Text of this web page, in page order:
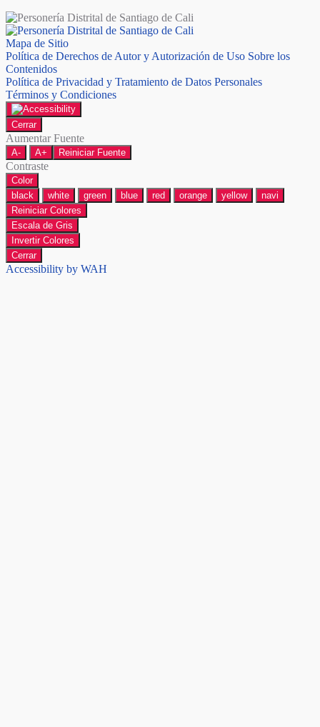
Mapa de Sitio
Política de Derechos de Autor y Autorización de Uso Sobre los
Contenidos
Política de Privacidad y Tratamiento de Datos Personales
Términos y Condiciones
Cerrar
Aumentar Fuente
A- A+ Reiniciar Fuente
Contraste
Color
black
white green blue red orange yellow
navi
Reiniciar Colores
Escala de Gris
Invertir Colores
Cerrar
Accessibility by WAH